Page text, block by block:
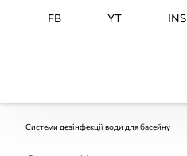
FB YT INS
Системи дезінфекції води для басейну